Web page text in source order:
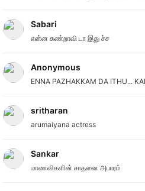
Sabari
என்ன கண்றாவி டா இது ச்ச
Anonymous
ENNA PAZHAKKAM DA ITHU...
sritharan
arumaiyana actress
Sankar
மாணவிகளின் சாதனை அபாரம்